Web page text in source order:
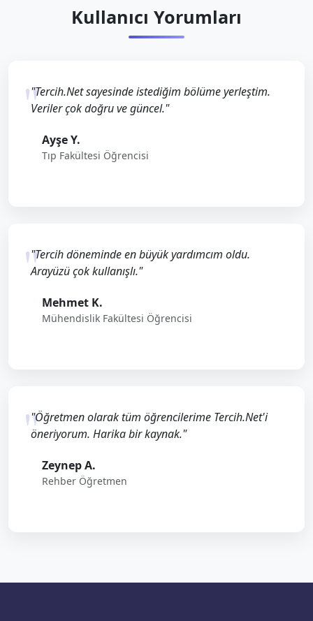
Kullanıcı Yorumları
"Tercih.Net sayesinde istediğim bölüme yerleştim.
Veriler çok doğru ve güncel."
Ayşe Y.
Tıp Fakültesi Öğrencisi
"Tercih döneminde en büyük yardımcım oldu.
Arayüzü çok kullanışlı."
Mehmet K.
Mühendislik Fakültesi Öğrencisi
"Öğretmen olarak tüm öğrencilerime Tercih.Net'i
öneriyorum. Harika bir kaynak."
Zeynep A.
Rehber Öğretmen